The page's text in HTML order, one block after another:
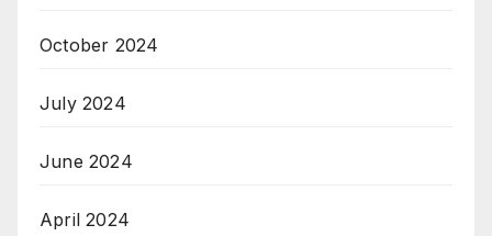
October 2024
July 2024
June 2024
April 2024